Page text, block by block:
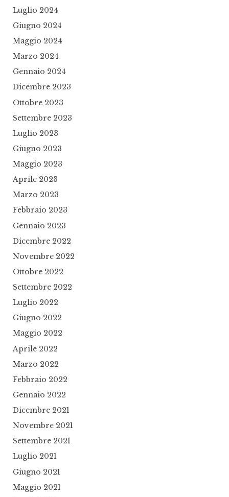
Luglio 2024
Giugno 2024
Maggio 2024
Marzo 2024
Gennaio 2024
Dicembre 2023
Ottobre 2023
Settembre 2023
Luglio 2023
Giugno 2023
Maggio 2023
Aprile 2023
Marzo 2023
Febbraio 2023
Gennaio 2023
Dicembre 2022
Novembre 2022
Ottobre 2022
Settembre 2022
Luglio 2022
Giugno 2022
Maggio 2022
Aprile 2022
Marzo 2022
Febbraio 2022
Gennaio 2022
Dicembre 2021
Novembre 2021
Settembre 2021
Luglio 2021
Giugno 2021
Maggio 2021